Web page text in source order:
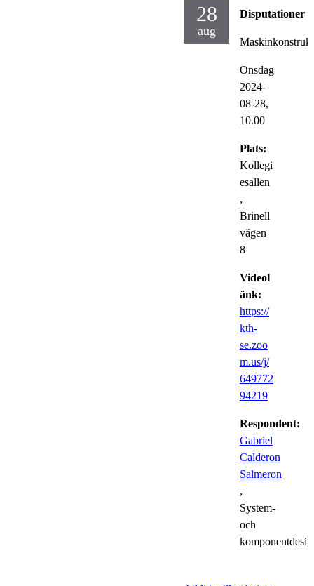
28
aug
Disputationer
Onsdag
2024-
08-28,
10.00
Plats:
Kollegi
esallen
,
Brinell
vägen
8
Videol
änk:
https://
kth-
se.zoo
m.us/j/
649772
94219
Respondent:
Gabriel
Calderon
Salmeron
,
System-
och